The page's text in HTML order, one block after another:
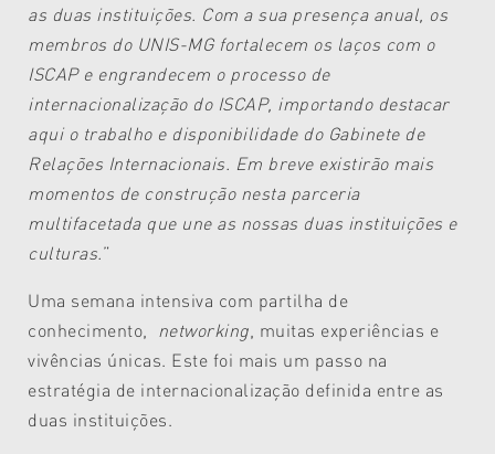
as duas instituições. Com a sua presença anual, os
membros do UNIS-MG fortalecem os laços com o
ISCAP e engrandecem o processo de
internacionalização do ISCAP, importando destacar
aqui o trabalho e disponibilidade do Gabinete de
Relações Internacionais. Em breve existirão mais
momentos de construção nesta parceria
multifacetada que une as nossas duas instituições e
culturas.”
Uma semana intensiva com partilha de
conhecimento,
networking , muitas experiências e
vivências únicas. Este foi mais um passo na
estratégia de internacionalização definida entre as
duas instituições.